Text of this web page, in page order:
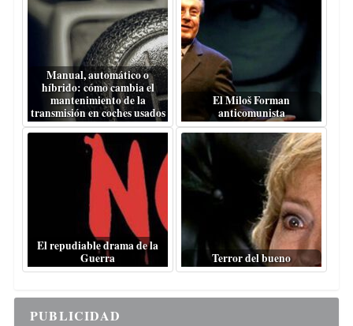
Manual, automático o
híbrido: cómo cambia el
mantenimiento de la
transmisión en coches usados
El Miloš Forman
anticomunista
El repudiable drama de la
Guerra
Terror del bueno
PUBLICIDAD